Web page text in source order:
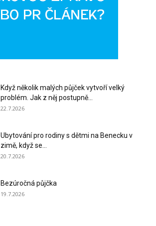
Když několik malých půjček vytvoří velký
problém. Jak z něj postupně...
22.7.2026
Ubytování pro rodiny s dětmi na Benecku v
zimě, když se...
20.7.2026
Bezúročná půjčka
19.7.2026